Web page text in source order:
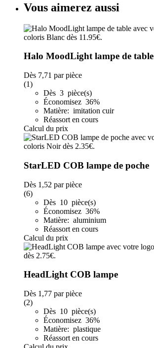
Vous aimerez aussi
Halo MoodLight lampe de table
Dès 7,71 par pièce
(1)
Dès 3 pièce(s)
Économisez 36%
Matière: imitation cuir
Réassort en cours
Calcul du prix
StarLED COB lampe de poche
Dès 1,52 par pièce
(6)
Dès 10 pièce(s)
Économisez 36%
Matière: aluminium
Réassort en cours
Calcul du prix
HeadLight COB lampe
Dès 1,77 par pièce
(2)
Dès 10 pièce(s)
Économisez 36%
Matière: plastique
Réassort en cours